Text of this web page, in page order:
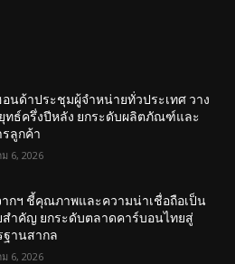
อนด้าประชุมผู้จำหน่ายทั่วประเทศ วาง
ทธ์ครึ่งปีหลัง ยกระดับผลิตภัณฑ์และ
รลูกค้า
6, 2026
ากฯ ชี้คุณภาพและความน่าเชื่อถือเป็น
สำคัญ ยกระดับตลาดคาร์บอนไทยสู่
ฐานสากล
6, 2026